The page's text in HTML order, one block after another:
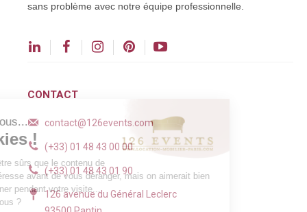
sans problème avec notre équipe professionnelle.
CONTACT
contact@126events.com
(+33) 01 48 43 00 00
(+33) 01 48 43 01 90
126 avenue du Général Leclerc
Salut c'est nous...
les Cookies !
On a attendu d'être sûrs que le contenu de
ce site vous intéresse avant de vous déranger, mais on aimerait bien
vous accompagner pendant votre visite...
C'est OK pour vous ?